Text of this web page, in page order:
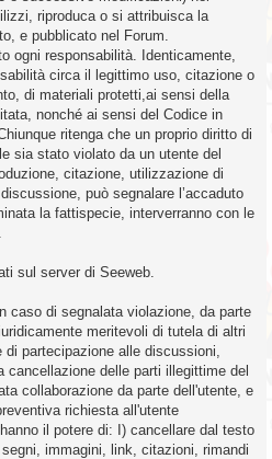
riproduca o si attribuisca la
e pubblicato nel Forum.
ogni responsabilità. Identicamente,
circa il legittimo uso, citazione o
di materiali protetti,ai sensi della
nonché ai sensi del Codice in
ritenga che un proprio diritto di
sia stato violato da un utente del
citazione, utilizzazione di
può segnalare l’accaduto
la fattispecie, interverranno con le
sul server di Seeweb.
caso di segnalata violazione, da parte
meritevoli di tutela di altri
partecipazione alle discussioni,
cancellazione delle parti illegittime del
collaborazione da parte dell'utente, e
richiesta all'utente
il potere di: I) cancellare dal testo
immagini, link, citazioni, rimandi